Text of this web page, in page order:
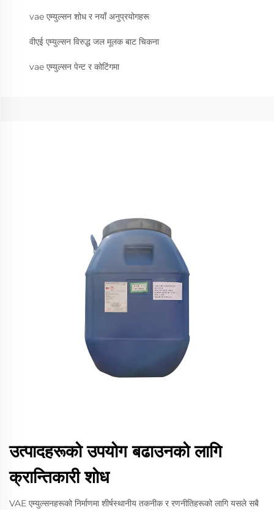
vae एम्युल्सन शोध र नयाँ अनुप्रयोगहरू
वीएई एम्युल्सन विरुद्ध जल मूलक बाट चिकना
vae एम्युल्सन पेन्ट र कोटिंगमा
उत्पादहरूको उपयोग बढाउनको लागि
क्रान्तिकारी शोध
VAE एम्युल्सनहरूको निर्माणमा शीर्षस्थानीय तकनीक र रणनीतिहरूको लागि यसले सबै